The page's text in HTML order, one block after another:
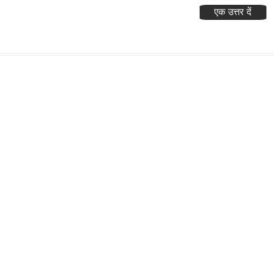
एक उत्तर दें